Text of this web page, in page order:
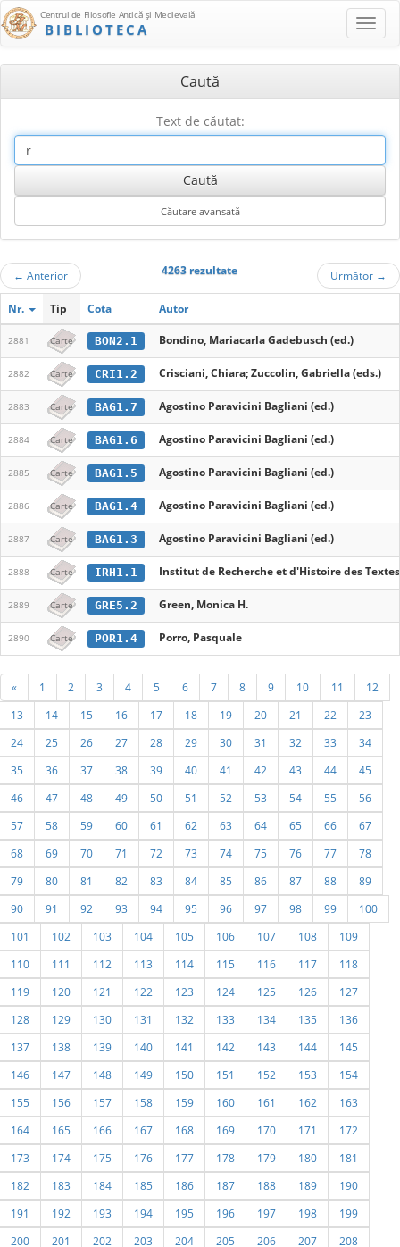
Centrul de Filosofie Antică şi Medievală
BIBLIOTECA
Caută
Text de căutat:
← Anterior 4263 rezultate Următor →
Nr. Tip Cota Autor
2881 Carte BON2.1 Bondino, Mariacarla Gadebusch (ed.)
2882 Carte CRI1.2 Crisciani, Chiara; Zuccolin, Gabriella (eds.)
2883 Carte BAG1.7 Agostino Paravicini Bagliani (ed.)
2884 Carte BAG1.6 Agostino Paravicini Bagliani (ed.)
2885 Carte BAG1.5 Agostino Paravicini Bagliani (ed.)
2886 Carte BAG1.4 Agostino Paravicini Bagliani (ed.)
2887 Carte BAG1.3 Agostino Paravicini Bagliani (ed.)
2888 Carte IRH1.1 Institut de Recherche et d'Histoire des Textes
2889 Carte GRE5.2 Green, Monica H.
2890 Carte POR1.4 Porro, Pasquale
« 1 2 3 4 5 6 7 8 9 10 11
12
13
14 15 16 17 18 19 20 21 22
23
24
25 26 27 28 29 30 31 32 33
34
35
36 37 38 39 40 41 42 43 44
45
46
47 48 49 50 51 52 53 54 55
56
57
58 59 60 61 62 63 64 65 66
67
68
69 70 71 72 73 74 75 76 77
78
79
80 81 82 83 84 85 86 87 88
89
90
91 92 93 94 95 96 97 98 99
100
101
102 103 104 105 106 107 108
109
110
111 112 113 114 115 116 117
118
119
120 121 122 123 124 125 126
127
128
129 130 131 132 133 134 135
136
137
138 139 140 141 142 143 144
145
146
147 148 149 150 151 152 153
154
155
156 157 158 159 160 161 162
163
164
165 166 167 168 169 170 171
172
173
174 175 176 177 178 179 180
181
182
183 184 185 186 187 188 189
190
191
192 193 194 195 196 197 198
199
200
201 202 203 204 205 206 207
208